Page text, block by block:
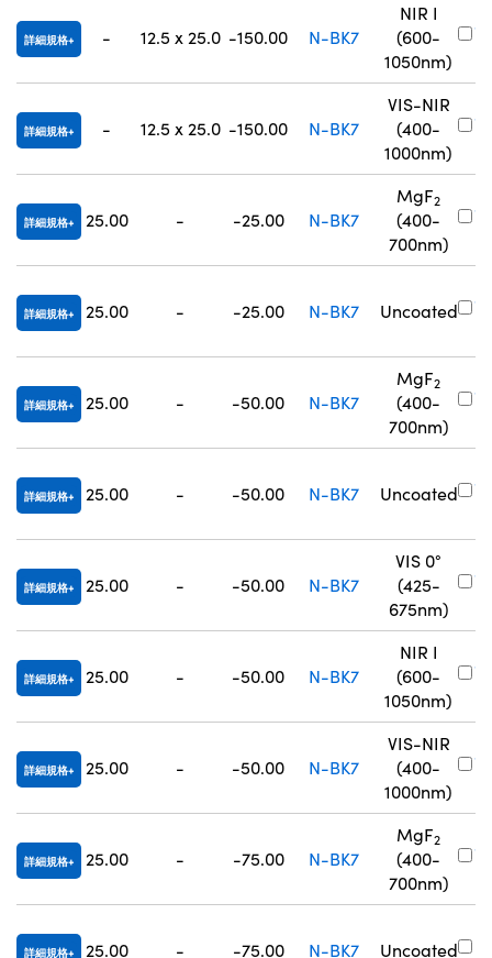
詳細規格 - 12.5 x 25.0 -150.00 N-BK7
NIR I
(600-
1050nm)
詳細規格 - 12.5 x 25.0 -150.00 N-BK7
VIS-NIR
(400-
1000nm)
詳細規格 25.00 - -25.00 N-BK7
MgF2
(400-
700nm)
詳細規格 25.00 - -25.00 N-BK7 Uncoated
詳細規格 25.00 - -50.00 N-BK7
MgF2
(400-
700nm)
詳細規格 25.00 - -50.00 N-BK7 Uncoated
詳細規格 25.00 - -50.00 N-BK7
VIS 0°
(425-
675nm)
詳細規格 25.00 - -50.00 N-BK7
NIR I
(600-
1050nm)
詳細規格 25.00 - -50.00 N-BK7
VIS-NIR
(400-
1000nm)
詳細規格 25.00 - -75.00 N-BK7
MgF2
(400-
700nm)
詳細規格 25.00 - -75.00 N-BK7 Uncoated